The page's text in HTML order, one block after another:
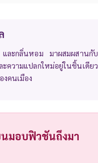
ละกลิ่นหอม มาผสมผสานกับ
ความแปลกใหม่อยู่ในชิ้นเดียว
คนเมือง
มอบฟิวชันถึงมา